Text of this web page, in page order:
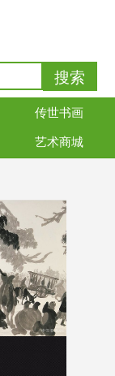
传世书画
艺术商城